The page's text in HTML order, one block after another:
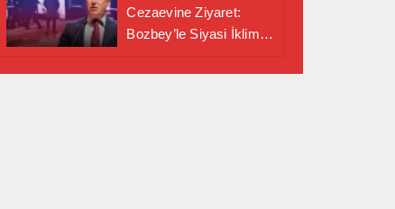
Cezaevine Ziyaret:
Bozbey’le Siyasi İklim